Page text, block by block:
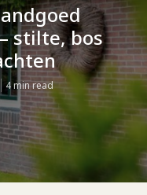
stilte, bos
4 min read